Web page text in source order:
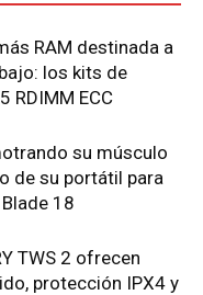
RAM destinada a
los kits de
RDIMM ECC
su músculo
de su portátil para
18
TWS 2 ofrecen
protección IPX4 y